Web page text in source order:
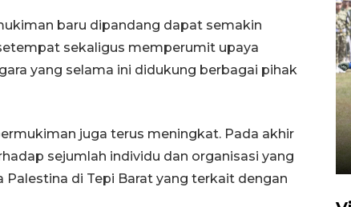
baru dipandang dapat semakin
sekaligus memperumit upaya
yang selama ini didukung berbagai pihak
juga terus meningkat. Pada akhir
sejumlah individu dan organisasi yang
di Tepi Barat yang terkait dengan
aplikasi belanja daring
6 Agustus 2026 16:45